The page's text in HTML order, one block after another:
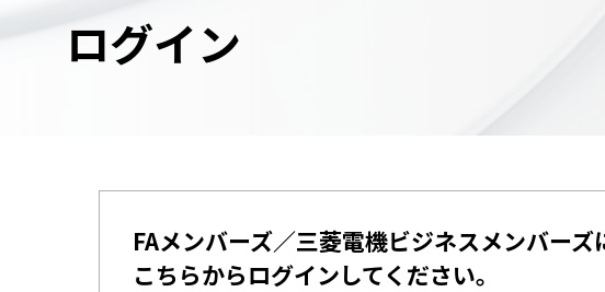
ログイン
FAメンバーズ／三菱電機ビジネスメンバー
こちらからログインしてください。